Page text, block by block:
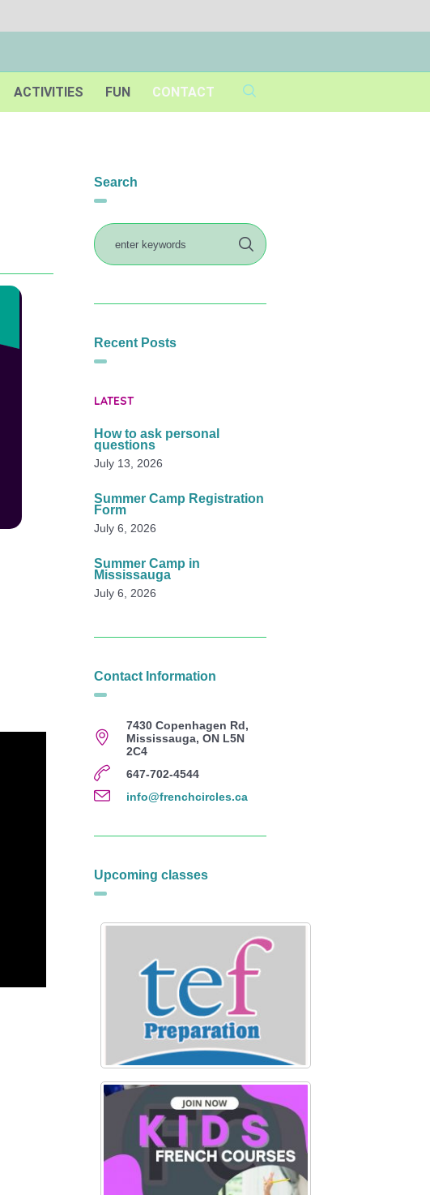
ACTIVITIES FUN CONTACT
Search
Recent Posts
LATEST
How to ask personal
questions
July 13, 2026
Summer Camp Registration
Form
July 6, 2026
Summer Camp in
Mississauga
July 6, 2026
Contact Information
7430 Copenhagen Rd,
Mississauga, ON L5N
2C4
647-702-4544
info@frenchcircles.ca
Upcoming classes